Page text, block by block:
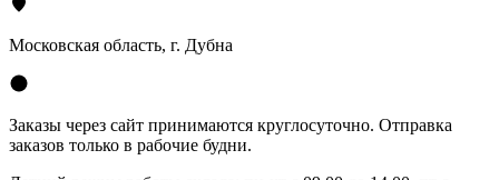
Московская область, г. Дубна
Заказы через сайт принимаются круглосуточно. Отправка
заказов только в рабочие будни.